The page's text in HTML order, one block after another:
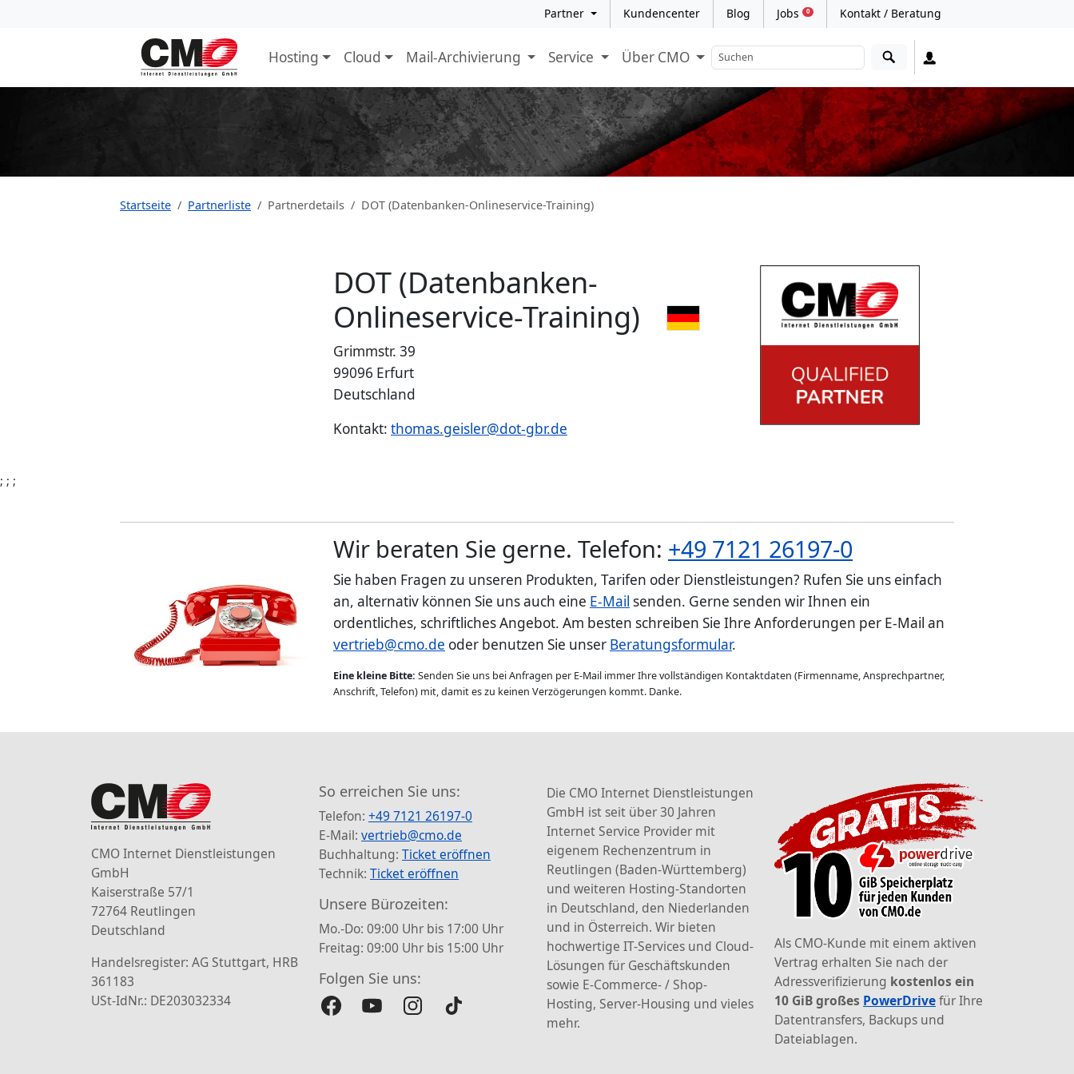
Partner Kundencenter Blog Jobs 0 Kontakt / Beratung
Hosting Cloud Mail-Archivierung Service Über CMO
Startseite Partnerliste Partnerdetails DOT (Datenbanken-Onlineservice-Training)
DOT (Datenbanken-
Onlineservice-Training)
Grimmstr. 39
99096 Erfurt
Deutschland
Kontakt: thomas.geisler@dot-gbr.de
; ; ;
Wir beraten Sie gerne. Telefon: +49 7121 26197-0
Sie haben Fragen zu unseren Produkten, Tarifen oder Dienstleistungen? Rufen Sie uns einfach
an, alternativ können Sie uns auch eine E-Mail senden. Gerne senden wir Ihnen ein
ordentliches, schriftliches Angebot. Am besten schreiben Sie Ihre Anforderungen per E-Mail an
vertrieb@cmo.de oder benutzen Sie unser Beratungsformular.
Eine kleine Bitte: Senden Sie uns bei Anfragen per E-Mail immer Ihre vollständigen Kontaktdaten (Firmenname, Ansprechpartner,
Anschrift, Telefon) mit, damit es zu keinen Verzögerungen kommt. Danke.
CMO Internet Dienstleistungen
GmbH
Kaiserstraße 57/1
72764 Reutlingen
Deutschland
Handelsregister: AG Stuttgart, HRB
361183
USt-IdNr.: DE203032334
So erreichen Sie uns:
Telefon: +49 7121 26197-0
E-Mail: vertrieb@cmo.de
Buchhaltung: Ticket eröffnen
Technik: Ticket eröffnen
Unsere Bürozeiten:
Mo.-Do: 09:00 Uhr bis 17:00 Uhr
Freitag: 09:00 Uhr bis 15:00 Uhr
Folgen Sie uns:
Die CMO Internet Dienstleistungen
GmbH ist seit über 30 Jahren
Internet Service Provider mit
eigenem Rechenzentrum in
Reutlingen (Baden-Württemberg)
und weiteren Hosting-Standorten
in Deutschland, den Niederlanden
und in Österreich. Wir bieten
hochwertige IT-Services und Cloud-
Lösungen für Geschäftskunden
sowie E-Commerce- / Shop-
Hosting, Server-Housing und vieles
mehr.
Als CMO-Kunde mit einem aktiven
Vertrag erhalten Sie nach der
Adressverifizierung kostenlos ein
10 GiB großes PowerDrivefür Ihre
Datentransfers, Backups und
Dateiablagen.